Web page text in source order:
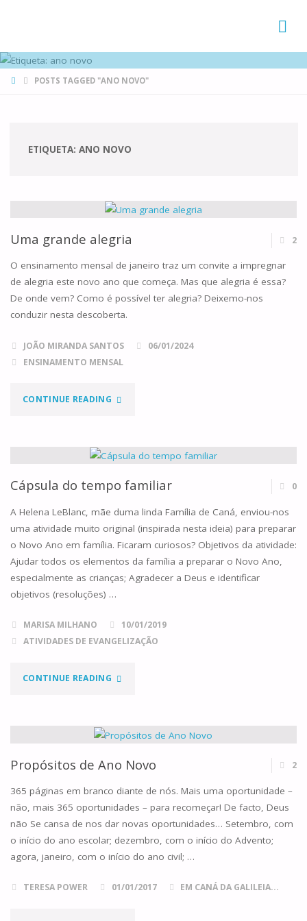
HOMEPOSTS TAGGED "ANO NOVO"
ETIQUETA: ANO NOVO
Uma grande alegria 2
O ensinamento mensal de janeiro traz um convite a impregnar
de alegria este novo ano que começa. Mas que alegria é essa?
De onde vem? Como é possível ter alegria? Deixemo-nos
conduzir nesta descoberta.
JOÃO MIRANDA SANTOS
06/01/2024
ENSINAMENTO MENSAL
CONTINUE READING"UMA
ALEGRIA"
Cápsula do tempo familiar 0
A Helena LeBlanc, mãe duma linda Família de Caná, enviou-nos
uma atividade muito original (inspirada nesta ideia) para preparar
o Novo Ano em família. Ficaram curiosos? Objetivos da atividade:
Ajudar todos os elementos da família a preparar o Novo Ano,
especialmente as crianças; Agradecer a Deus e identificar
objetivos (resoluções) …
MARISA MILHANO
10/01/2019
ATIVIDADES DE EVANGELIZAÇÃO
CONTINUE READING"CÁPSULA
TEMPO
FAMILIAR"
Propósitos de Ano Novo 2
365 páginas em branco diante de nós. Mais uma oportunidade –
não, mais 365 oportunidades – para recomeçar! De facto, Deus
não Se cansa de nos dar novas oportunidades… Setembro, com
o início do ano escolar; dezembro, com o início do Advento;
agora, janeiro, com o início do ano civil; …
TERESA POWER 01/01/2017 EM CANÁ DA GALILEIA...